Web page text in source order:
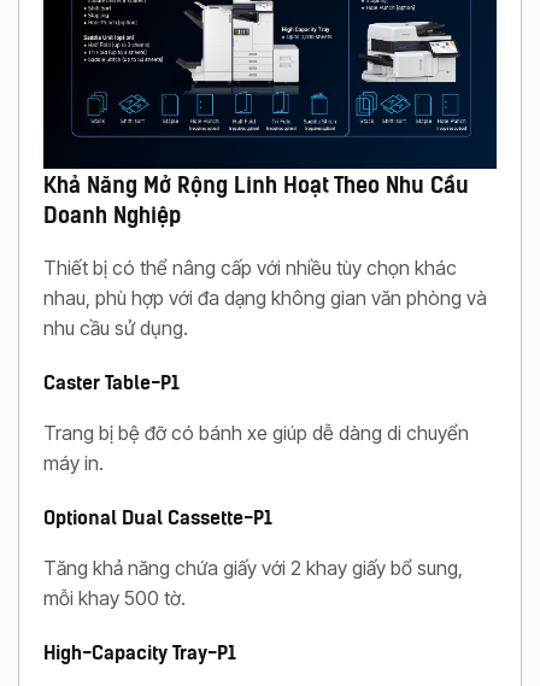
Khả Năng Mở Rộng Linh Hoạt Theo Nhu Cầu
Doanh Nghiệp
Thiết bị có thể nâng cấp với nhiều tùy chọn khác
nhau, phù hợp với đa dạng không gian văn phòng và
nhu cầu sử dụng.
Caster Table-P1
Trang bị bệ đỡ có bánh xe giúp dễ dàng di chuyển
máy in.
Optional Dual Cassette-P1
Tăng khả năng chứa giấy với 2 khay giấy bổ sung,
mỗi khay 500 tờ.
High-Capacity Tray-P1